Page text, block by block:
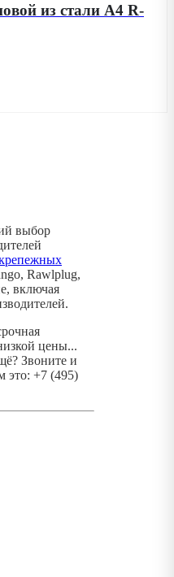
из стали А4 R-
выбор
Rawlplug,
включая
цены...
Звоните и
это: +7 (495)